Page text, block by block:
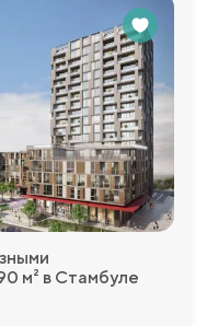
м² в Стамбуле